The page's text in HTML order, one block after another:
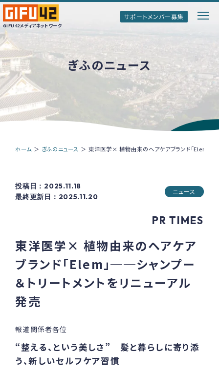
GIFU42メディアネットワーク
サポートメンバー募集
GIFU42メディアネットワークとは
ぎふのトップインタビュー
ぎふのニュース
ホーム ＞ ぎふのニュース ＞ 東洋医学× 植物由来のヘアケアブランド「Elem」
投稿日：2025.11.18
最終更新日：2025.11.20
ニュース
PR TIMES
東洋医学× 植物由来のヘアケア
ブランド「Elem」──シャンプー
＆トリートメントをリニューアル
発売
報道関係者各位
“整える、という美しさ” 髪と暮らしに寄り添
う、新しいセルフケア習慣